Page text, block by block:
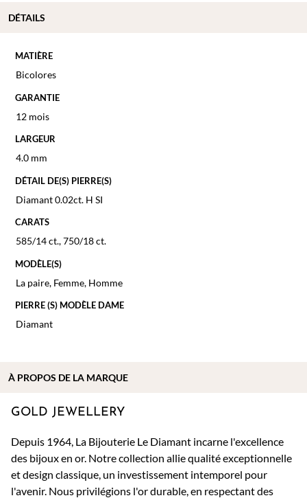
MATIÈRE
Bicolores
GARANTIE
12 mois
LARGEUR
4.0 mm
DÉTAIL DE(S) PIERRE(S)
Diamant 0.02ct. H SI
CARATS
585/14 ct.,750/18 ct.
MODÈLE(S)
La paire, Femme, Homme
PIERRE (S) MODÈLE DAME
Diamant
GOLD JEWELLERY
Depuis 1964, La Bijouterie Le Diamant incarne l'excellence
des bijoux en or. Notre collection allie qualité exceptionnelle
et design classique, un investissement intemporel pour
l'avenir. Nous privilégions l'or durable, en respectant des
DÉTAILS
À PROPOS DE LA MARQUE